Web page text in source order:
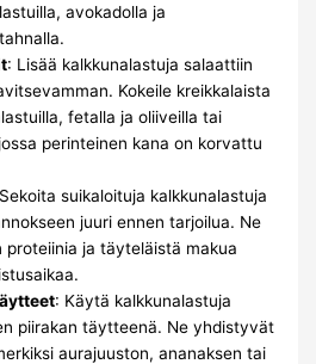
avokadolla ja
: Lisää kalkkunalastuja salaattiin
Kokeile kreikkalaista
fetalla ja oliiveilla tai
perinteinen kana on korvattu
suikaloituja kalkkunalastuja
juuri ennen tarjoilua. Ne
proteiinia ja täyteläistä makua
: Käytä kalkkunalastuja
piirakan täytteenä. Ne yhdistyvät
aurajuuston, ananaksen tai